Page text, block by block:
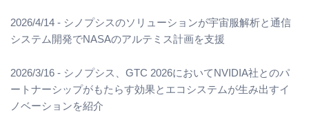
2026/4/14 - シノプシスのソリューションが宇宙服解析と通信
システム開発でNASAのアルテミス計画を支援
2026/3/16 - シノプシス、GTC 2026においてNVIDIA社とのパ
ートナーシップがもたらす効果とエコシステムが生み出すイ
ノベーションを紹介